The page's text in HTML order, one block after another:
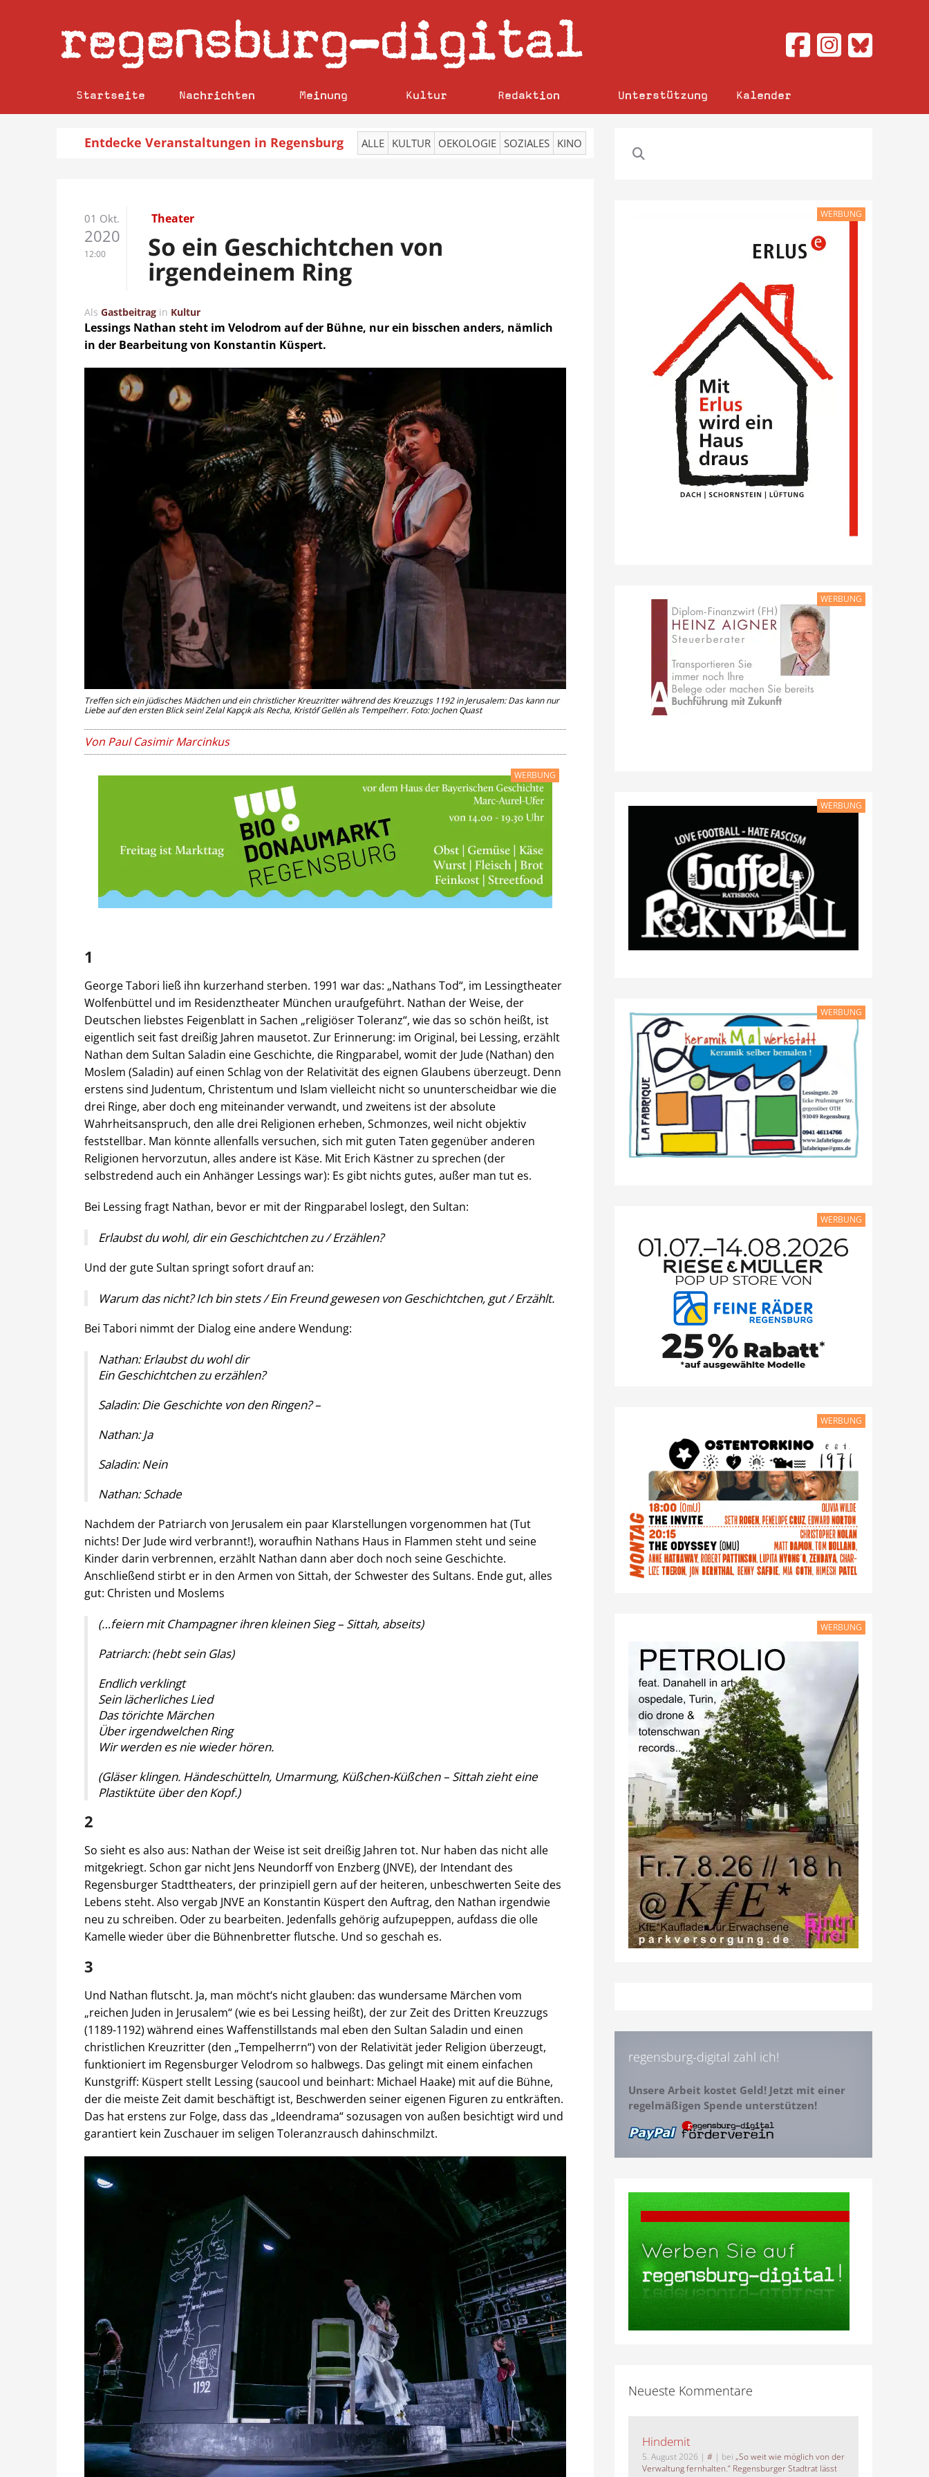
regensburg–digital
Startseite Nachrichten Meinung Kultur Redaktion Unterstützung Kalender
Entdecke Veranstaltungen in Regensburg ALLE KULTUR OEKOLOGIE SOZIALES KINO
01 Okt.
2020
12:00
Theater
So ein Geschichtchen von
irgendeinem Ring
Als Gastbeitrag in Kultur
Lessings Nathan steht im Velodrom auf der Bühne, nur ein bisschen anders, nämlich
in der Bearbeitung von Konstantin Küspert.
Treffen sich ein jüdisches Mädchen und ein christlicher Kreuzritter während des Kreuzzugs 1192 in Jerusalem: Das kann nur
Liebe auf den ersten Blick sein! Zelal Kapçık als Recha, Kristóf Gellén als Tempelherr. Foto: Jochen Quast
Von Paul Casimir Marcinkus
WERBUNG
1
George Tabori ließ ihn kurzerhand sterben. 1991 war das: „Nathans Tod“, im Lessingtheater
Wolfenbüttel und im Residenztheater München uraufgeführt. Nathan der Weise, der
Deutschen liebstes Feigenblatt in Sachen „religiöser Toleranz“, wie das so schön heißt, ist
eigentlich seit fast dreißig Jahren mausetot. Zur Erinnerung: im Original, bei Lessing, erzählt
Nathan dem Sultan Saladin eine Geschichte, die Ringparabel, womit der Jude (Nathan) den
Moslem (Saladin) auf einen Schlag von der Relativität des eignen Glaubens überzeugt. Denn
erstens sind Judentum, Christentum und Islam vielleicht nicht so ununterscheidbar wie die
drei Ringe, aber doch eng miteinander verwandt, und zweitens ist der absolute
Wahrheitsanspruch, den alle drei Religionen erheben, Schmonzes, weil nicht objektiv
feststellbar. Man könnte allenfalls versuchen, sich mit guten Taten gegenüber anderen
Religionen hervorzutun, alles andere ist Käse. Mit Erich Kästner zu sprechen (der
selbstredend auch ein Anhänger Lessings war): Es gibt nichts gutes, außer man tut es.
Bei Lessing fragt Nathan, bevor er mit der Ringparabel loslegt, den Sultan:
Erlaubst du wohl, dir ein Geschichtchen zu / Erzählen?
Und der gute Sultan springt sofort drauf an:
Warum das nicht? Ich bin stets / Ein Freund gewesen von Geschichtchen, gut / Erzählt.
Bei Tabori nimmt der Dialog eine andere Wendung:
Nathan: Erlaubst du wohl dir
Ein Geschichtchen zu erzählen?
Saladin: Die Geschichte von den Ringen? –
Nathan: Ja
Saladin: Nein
Nathan: Schade
Nachdem der Patriarch von Jerusalem ein paar Klarstellungen vorgenommen hat (Tut
nichts! Der Jude wird verbrannt!), woraufhin Nathans Haus in Flammen steht und seine
Kinder darin verbrennen, erzählt Nathan dann aber doch noch seine Geschichte.
Anschließend stirbt er in den Armen von Sittah, der Schwester des Sultans. Ende gut, alles
gut: Christen und Moslems
(…feiern mit Champagner ihren kleinen Sieg – Sittah, abseits)
Patriarch: (hebt sein Glas)
Endlich verklingt
Sein lächerliches Lied
Das törichte Märchen
Über irgendwelchen Ring
Wir werden es nie wieder hören.
(Gläser klingen. Händeschütteln, Umarmung, Küßchen-Küßchen – Sittah zieht eine
Plastiktüte über den Kopf.)
2
So sieht es also aus: Nathan der Weise ist seit dreißig Jahren tot. Nur haben das nicht alle
mitgekriegt. Schon gar nicht Jens Neundorff von Enzberg (JNVE), der Intendant des
Regensburger Stadttheaters, der prinzipiell gern auf der heiteren, unbeschwerten Seite des
Lebens steht. Also vergab JNVE an Konstantin Küspert den Auftrag, den Nathan irgendwie
neu zu schreiben. Oder zu bearbeiten. Jedenfalls gehörig aufzupeppen, aufdass die olle
Kamelle wieder über die Bühnenbretter flutsche. Und so geschah es.
3
Und Nathan flutscht. Ja, man möcht‘s nicht glauben: das wundersame Märchen vom
„reichen Juden in Jerusalem“ (wie es bei Lessing heißt), der zur Zeit des Dritten Kreuzzugs
(1189-1192) während eines Waffenstillstands mal eben den Sultan Saladin und einen
christlichen Kreuzritter (den „Tempelherrn“) von der Relativität jeder Religion überzeugt,
funktioniert im Regensburger Velodrom so halbwegs. Das gelingt mit einem einfachen
Kunstgriff: Küspert stellt Lessing (saucool und beinhart: Michael Haake) mit auf die Bühne,
der die meiste Zeit damit beschäftigt ist, Beschwerden seiner eigenen Figuren zu entkräften.
Das hat erstens zur Folge, dass das „Ideendrama“ sozusagen von außen besichtigt wird und
garantiert kein Zuschauer im seligen Toleranzrausch dahinschmilzt.
WERBUNG
WERBUNG
WERBUNG
WERBUNG
WERBUNG
WERBUNG
WERBUNG
regensburg-digital zahl ich!
Unsere Arbeit kostet Geld! Jetzt mit einer
regelmäßigen Spende unterstützen!
Neueste Kommentare
Hindemit
5. August 2026 | #| bei „So weit wie möglich von der
Verwaltung fernhalten.“ Regensburger Stadtrat lässt